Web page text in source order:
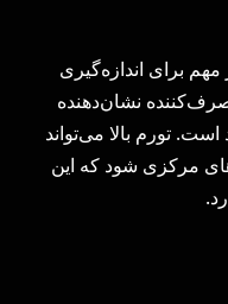
برای اندازه‌گیری
نشان‌دهنده
تورم بالا می‌تواند
مرکزی شود که این